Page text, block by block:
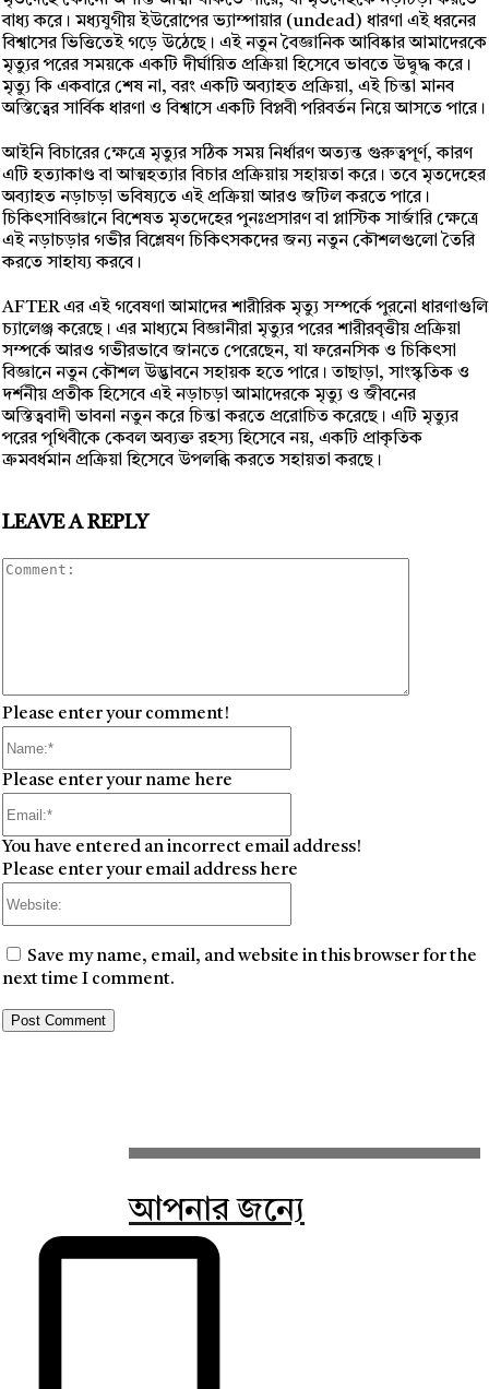
বাধ্য করে। মধ্যযুগীয় ইউরোপের ভ্যাম্পায়ার (undead) ধারণা এই ধরনের
বিশ্বাসের ভিত্তিতেই গড়ে উঠেছে। এই নতুন বৈজ্ঞানিক আবিষ্কার আমাদেরকে
মৃত্যুর পরের সময়কে একটি দীর্ঘায়িত প্রক্রিয়া হিসেবে ভাবতে উদ্বুদ্ধ করে।
মৃত্যু কি একবারে শেষ না, বরং একটি অব্যাহত প্রক্রিয়া, এই চিন্তা মানব
অস্তিত্বের সার্বিক ধারণা ও বিশ্বাসে একটি বিপ্লবী পরিবর্তন নিয়ে আসতে পারে।
আইনি বিচারের ক্ষেত্রে মৃত্যুর সঠিক সময় নির্ধারণ অত্যন্ত গুরুত্বপূর্ণ, কারণ
এটি হত্যাকাণ্ড বা আত্মহত্যার বিচার প্রক্রিয়ায় সহায়তা করে। তবে মৃতদেহের
অব্যাহত নড়াচড়া ভবিষ্যতে এই প্রক্রিয়া আরও জটিল করতে পারে।
চিকিৎসাবিজ্ঞানে বিশেষত মৃতদেহের পুনঃপ্রসারণ বা প্লাস্টিক সার্জারি ক্ষেত্রে
এই নড়াচড়ার গভীর বিশ্লেষণ চিকিৎসকদের জন্য নতুন কৌশলগুলো তৈরি
করতে সাহায্য করবে।
AFTER এর এই গবেষণা আমাদের শারীরিক মৃত্যু সম্পর্কে পুরনো ধারণাগুলি
চ্যালেঞ্জ করেছে। এর মাধ্যমে বিজ্ঞানীরা মৃত্যুর পরের শারীরবৃত্তীয় প্রক্রিয়া
সম্পর্কে আরও গভীরভাবে জানতে পেরেছেন, যা ফরেনসিক ও চিকিৎসা
বিজ্ঞানে নতুন কৌশল উদ্ভাবনে সহায়ক হতে পারে। তাছাড়া, সাংস্কৃতিক ও
দর্শনীয় প্রতীক হিসেবে এই নড়াচড়া আমাদেরকে মৃত্যু ও জীবনের
অস্তিত্ববাদী ভাবনা নতুন করে চিন্তা করতে প্ররোচিত করেছে। এটি মৃত্যুর
পরের পৃথিবীকে কেবল অব্যক্ত রহস্য হিসেবে নয়, একটি প্রাকৃতিক
ক্রমবর্ধমান প্রক্রিয়া হিসেবে উপলব্ধি করতে সহায়তা করছে।
LEAVE A REPLY
Please enter your comment!
Please enter your name here
You have entered an incorrect email address!
Please enter your email address here
Save my name, email, and website in this browser for the
next time I comment.
আপনার জন্যে